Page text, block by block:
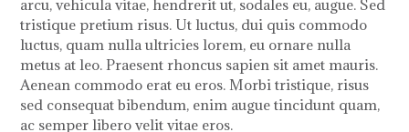
arcu, vehicula vitae, hendrerit ut, sodales eu, augue. Sed
tristique pretium risus. Ut luctus, dui quis commodo
luctus, quam nulla ultricies lorem, eu ornare nulla
metus at leo. Praesent rhoncus sapien sit amet mauris.
Aenean commodo erat eu eros. Morbi tristique, risus
sed consequat bibendum, enim augue tincidunt quam,
ac semper libero velit vitae eros.